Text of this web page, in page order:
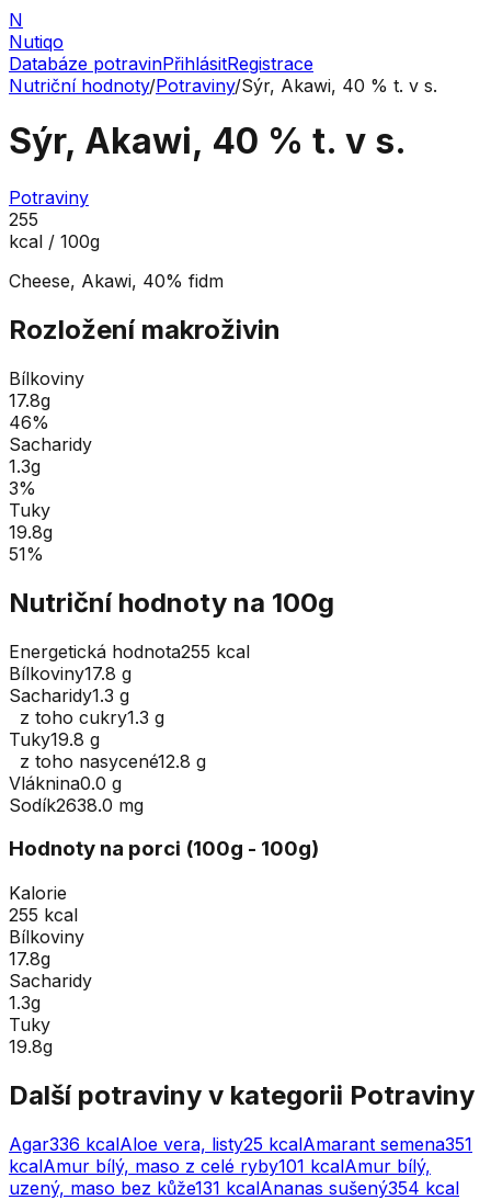
N
Nutiqo
Databáze potravinPřihlásitRegistrace
Nutriční hodnoty/Potraviny/Sýr, Akawi, 40 % t. v s.
Sýr, Akawi, 40 % t. v s.
Potraviny
255
kcal / 100g
Cheese, Akawi, 40% fidm
Rozložení makroživin
Bílkoviny
17.8g
46%
Sacharidy
1.3g
3%
Tuky
19.8g
51%
Nutriční hodnoty na 100g
Energetická hodnota255 kcal
Bílkoviny17.8 g
Sacharidy1.3 g
z toho cukry1.3 g
Tuky19.8 g
z toho nasycené12.8 g
Vláknina0.0 g
Sodík2638.0 mg
Hodnoty na porci (100g - 100g)
Kalorie
255 kcal
Bílkoviny
17.8g
Sacharidy
1.3g
Tuky
19.8g
Další potraviny v kategorii Potraviny
Agar336 kcalAloe vera, listy25 kcalAmarant semena351
kcalAmur bílý, maso z celé ryby101 kcalAmur bílý,
uzený, maso bez kůže131 kcalAnanas sušený354 kcal